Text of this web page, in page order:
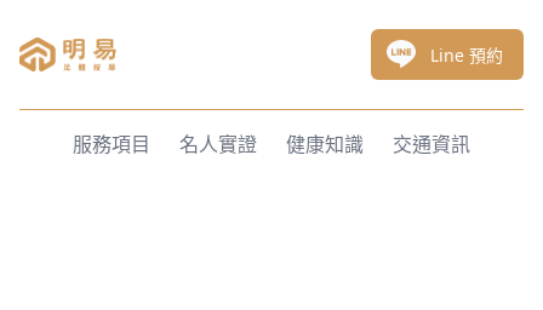
明易足體按摩 Line 預約
服務項目 名人實證 健康知識 交通資訊